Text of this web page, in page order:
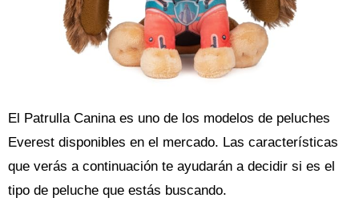
El Patrulla Canina es uno de los modelos de peluches
Everest disponibles en el mercado. Las características
que verás a continuación te ayudarán a decidir si es el
tipo de peluche que estás buscando.